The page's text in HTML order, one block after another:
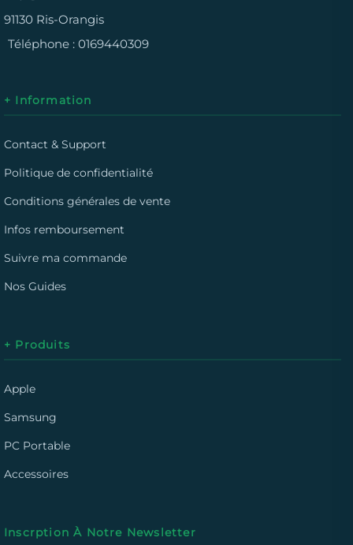
91130 Ris-Orangis
Téléphone : 0169440309
+ Information
Contact & Support
Politique de confidentialité
Conditions générales de vente
Infos remboursement
Suivre ma commande
Nos Guides
+ Produits
Apple
Samsung
PC Portable
Accessoires
Inscrption À Notre Newsletter